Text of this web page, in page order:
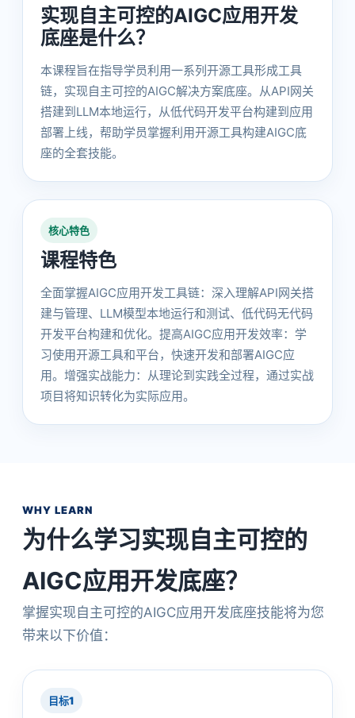
实现自主可控的AIGC应用开发
底座是什么？
本课程旨在指导学员利用一系列开源工具形成工具
链，实现自主可控的AIGC解决方案底座。从API网关
搭建到LLM本地运行，从低代码开发平台构建到应用
部署上线，帮助学员掌握利用开源工具构建AIGC底
座的全套技能。
核心特色
课程特色
全面掌握AIGC应用开发工具链：深入理解API网关搭
建与管理、LLM模型本地运行和测试、低代码无代码
开发平台构建和优化。提高AIGC应用开发效率：学
习使用开源工具和平台，快速开发和部署AIGC应
用。增强实战能力：从理论到实践全过程，通过实战
项目将知识转化为实际应用。
WHY LEARN
为什么学习实现自主可控的
AIGC应用开发底座？
掌握实现自主可控的AIGC应用开发底座技能将为您
带来以下价值：
目标1